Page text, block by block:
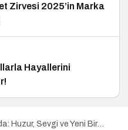
Zirvesi 2025’in Marka
Hayallerini
Huzur, Sevgi ve Yeni Bir